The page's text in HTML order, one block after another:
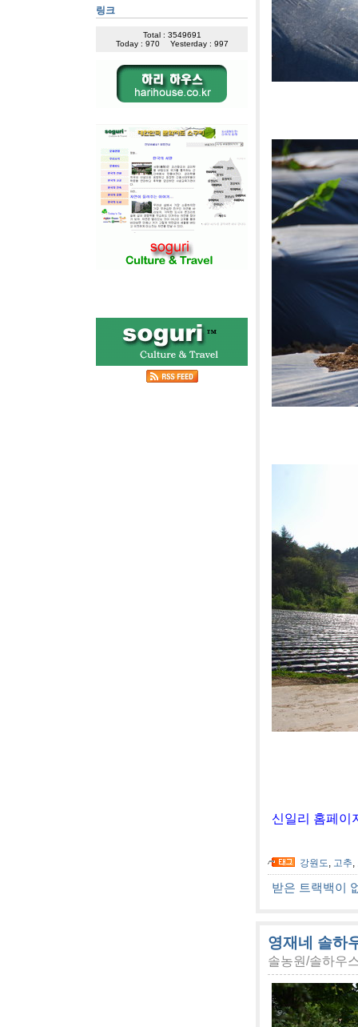
신일리 홈페이
강원도, 고추,
받은 트랙백이
영재네 솔하
솔농원/솔하우
링크
Total : 3549691
Today : 970
Yesterday : 997